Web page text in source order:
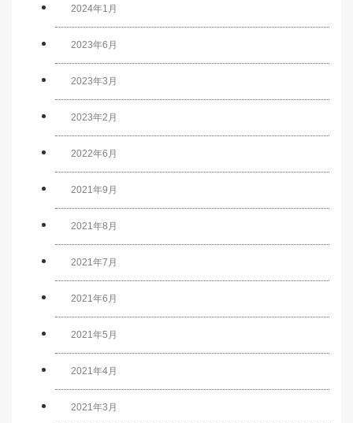
2024年1月
2023年6月
2023年3月
2023年2月
2022年6月
2021年9月
2021年8月
2021年7月
2021年6月
2021年5月
2021年4月
2021年3月